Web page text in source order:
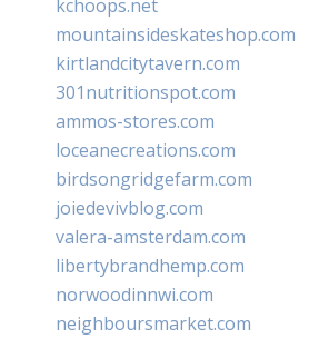
kchoops.net
mountainsideskateshop.com
kirtlandcitytavern.com
301nutritionspot.com
ammos-stores.com
loceanecreations.com
birdsongridgefarm.com
joiedevivblog.com
valera-amsterdam.com
libertybrandhemp.com
norwoodinnwi.com
neighboursmarket.com